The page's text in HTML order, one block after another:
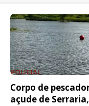
POLICIAL
Corpo de
açude de